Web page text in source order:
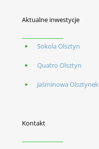
Aktualne inwestycje
Sokola Olsztyn
Quatro Olsztyn
Jaśminowa Olsztynek
Kontakt